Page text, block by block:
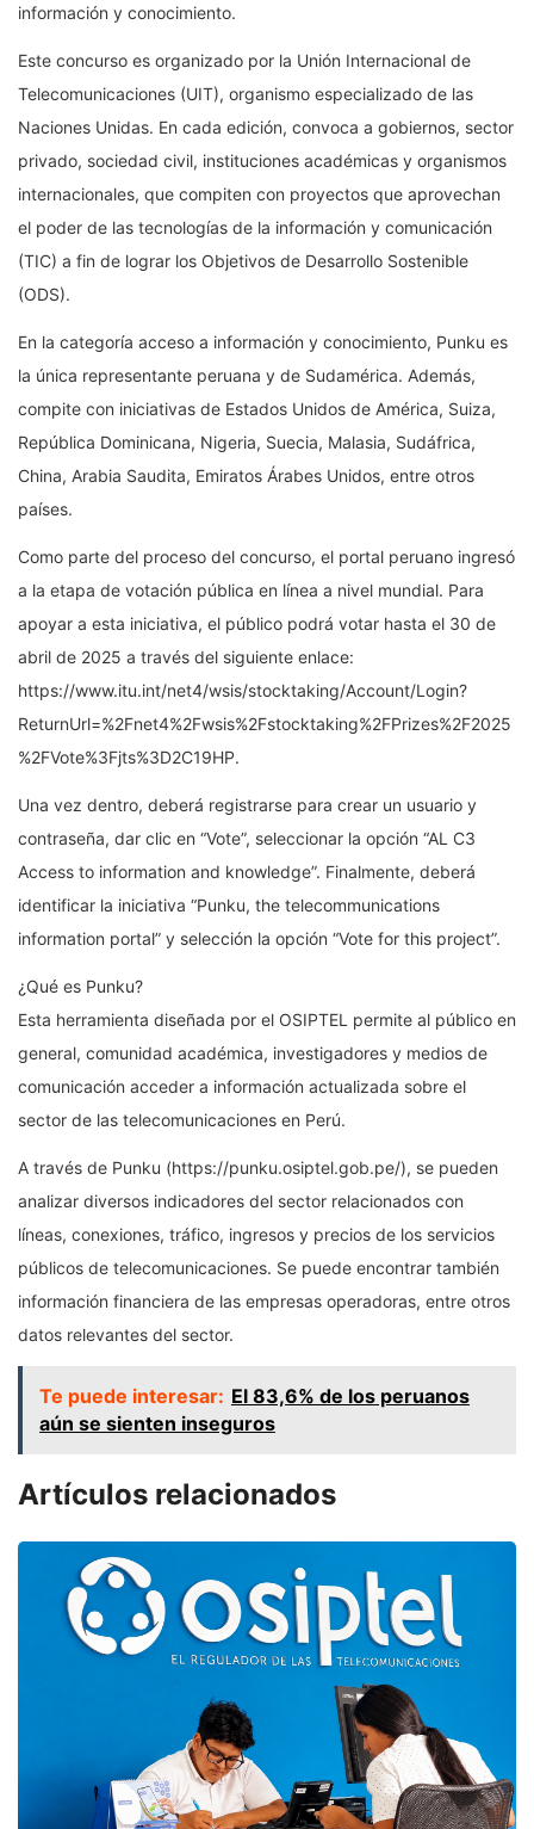
información y conocimiento.
Este concurso es organizado por la Unión Internacional de
Telecomunicaciones (UIT), organismo especializado de las
Naciones Unidas. En cada edición, convoca a gobiernos, sector
privado, sociedad civil, instituciones académicas y organismos
internacionales, que compiten con proyectos que aprovechan
el poder de las tecnologías de la información y comunicación
(TIC) a fin de lograr los Objetivos de Desarrollo Sostenible
(ODS).
En la categoría acceso a información y conocimiento, Punku es
la única representante peruana y de Sudamérica. Además,
compite con iniciativas de Estados Unidos de América, Suiza,
República Dominicana, Nigeria, Suecia, Malasia, Sudáfrica,
China, Arabia Saudita, Emiratos Árabes Unidos, entre otros
países.
Como parte del proceso del concurso, el portal peruano ingresó
a la etapa de votación pública en línea a nivel mundial. Para
apoyar a esta iniciativa, el público podrá votar hasta el 30 de
abril de 2025 a través del siguiente enlace:
https://www.itu.int/net4/wsis/stocktaking/Account/Login?
ReturnUrl=%2Fnet4%2Fwsis%2Fstocktaking%2FPrizes%2F2025
%2FVote%3Fjts%3D2C19HP.
Una vez dentro, deberá registrarse para crear un usuario y
contraseña, dar clic en “Vote”, seleccionar la opción “AL C3
Access to information and knowledge”. Finalmente, deberá
identificar la iniciativa “Punku, the telecommunications
information portal” y selección la opción “Vote for this project”.
¿Qué es Punku?
Esta herramienta diseñada por el OSIPTEL permite al público en
general, comunidad académica, investigadores y medios de
comunicación acceder a información actualizada sobre el
sector de las telecomunicaciones en Perú.
A través de Punku (https://punku.osiptel.gob.pe/), se pueden
analizar diversos indicadores del sector relacionados con
líneas, conexiones, tráfico, ingresos y precios de los servicios
públicos de telecomunicaciones. Se puede encontrar también
información financiera de las empresas operadoras, entre otros
datos relevantes del sector.
Te puede interesar: El 83,6% de los peruanos
aún se sienten inseguros
Artículos relacionados